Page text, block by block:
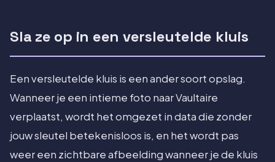
Sla ze op in een versleutelde kluis
Een versleutelde kluis is een ander soort opslag.
Wanneer je een intieme foto naar Vaultaire
verplaatst, wordt het omgezet in data die zonder
jouw sleutel betekenisloos is, en het wordt pas
weer een zichtbare afbeelding wanneer je de kluis